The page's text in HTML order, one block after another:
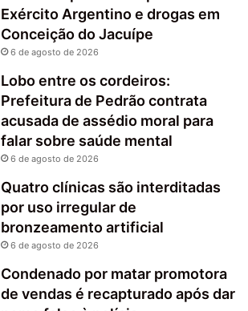
Exército Argentino e drogas em
Conceição do Jacuípe
6 de agosto de 2026
Lobo entre os cordeiros:
Prefeitura de Pedrão contrata
acusada de assédio moral para
falar sobre saúde mental
6 de agosto de 2026
Quatro clínicas são interditadas
por uso irregular de
bronzeamento artificial
6 de agosto de 2026
Condenado por matar promotora
de vendas é recapturado após dar